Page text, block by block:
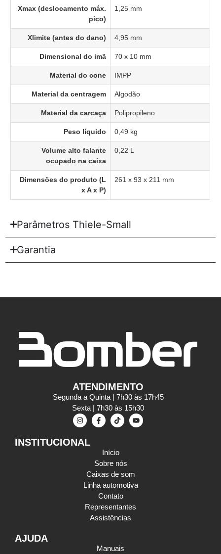
Xmax (deslocamento máx.
pico)
1,25 mm
Xlimite (antes do dano) 4,95 mm
Dimensional do imã 70 x 10 mm
Material do cone IMPP
Material da centragem Algodão
Material da carcaça Polipropileno
Peso líquido 0,49 kg
Volume alto falante
ocupado na caixa
0,22 L
Dimensões do produto (L
x A x P)
261 x 93 x 211 mm
Parâmetros Thiele-Small
Garantia
ATENDIMENTO
Segunda a Quinta | 7h30 às 17h45
Sexta | 7h30 às 15h30
INSTITUCIONAL
Início
Sobre nós
Caixas de som
Linha automotiva
Contato
Representantes
Assistências
AJUDA
Manuais